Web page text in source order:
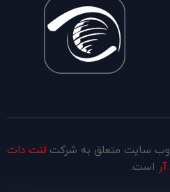
وب سایت متعلق به شرکت لنت دات
است.